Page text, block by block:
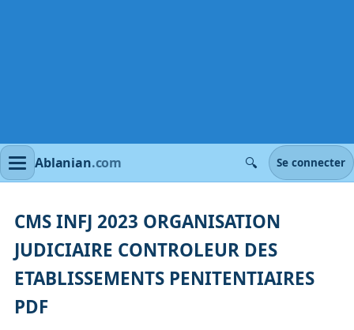
Ablanian.com 🔍 Se connecter
CMS INFJ 2023 ORGANISATION
JUDICIAIRE CONTROLEUR DES
ETABLISSEMENTS PENITENTIAIRES
PDF